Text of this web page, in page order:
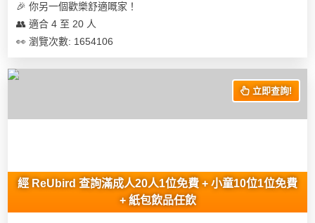
🎉 你另一個歡樂舒適嘅家！
👥 適合 4 至 20 人
👀 瀏覽次數: 1654106
立即查詢!
經 ReUbird 查詢滿成人20人1位免費 + 小童10位1位免費
+ 紙包飲品任飲